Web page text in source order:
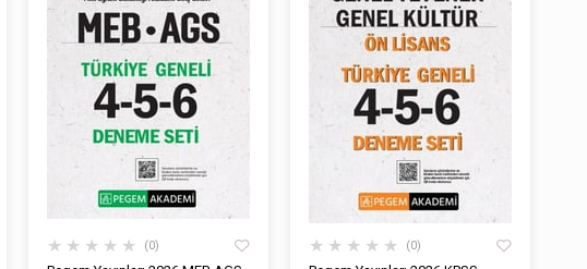
★ ★ ★ ★ ★ 0 ★ ★ ★ ★ ★ 0